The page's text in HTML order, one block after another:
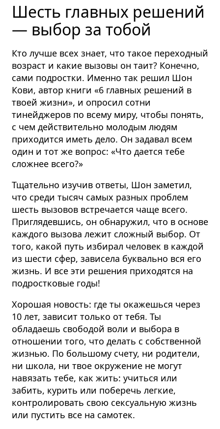
Шесть главных решений
— выбор за тобой
Кто лучше всех знает, что такое переходный
возраст и какие вызовы он таит? Конечно,
сами подростки. Именно так решил Шон
Кови, автор книги «6 главных решений в
твоей жизни», и опросил сотни
тинейджеров по всему миру, чтобы понять,
с чем действительно молодым людям
приходится иметь дело. Он задавал всем
один и тот же вопрос: «Что дается тебе
сложнее всего?»
Тщательно изучив ответы, Шон заметил,
что среди тысяч самых разных проблем
шесть вызовов встречается чаще всего.
Приглядевшись, он обнаружил, что в основе
каждого вызова лежит сложный выбор. От
того, какой путь избирал человек в каждой
из шести сфер, зависела буквально вся его
жизнь. И все эти решения приходятся на
подростковые годы!
Хорошая новость: где ты окажешься через
10 лет, зависит только от тебя. Ты
обладаешь свободой воли и выбора в
отношении того, что делать с собственной
жизнью. По большому счету, ни родители,
ни школа, ни твое окружение не могут
навязать тебе, как жить: учиться или
забить, курить или поберечь легкие,
контролировать свою сексуальную жизнь
или пустить все на самотек.